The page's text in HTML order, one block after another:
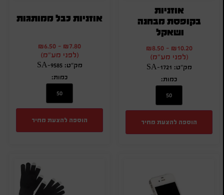
אוזניות
בקופסת מבחנה
ושאקל
₪10.20
-
₪8.50
(לפני מע"מ)
מק"ט: SA-1721
כמות:
הוספה להצעת מחיר
אוזניות כבל ממותגות
₪7.80
-
₪6.50
(לפני מע"מ)
מק"ט: SA-9585
כמות:
הוספה להצעת מחיר